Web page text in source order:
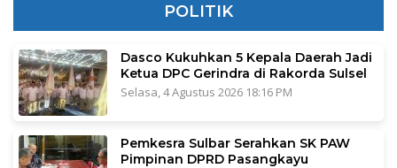
POLITIK
Dasco Kukuhkan 5 Kepala Daerah Jadi
Ketua DPC Gerindra di Rakorda Sulsel
Selasa, 4 Agustus 2026 18:16 PM
Pemkesra Sulbar Serahkan SK PAW
Pimpinan DPRD Pasangkayu